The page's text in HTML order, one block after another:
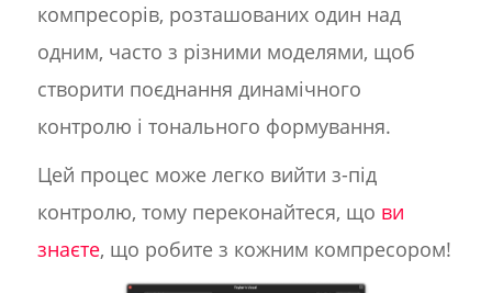
компресорів, розташованих один над
одним, часто з різними моделями, щоб
створити поєднання динамічного
контролю і тонального формування.
Цей процес може легко вийти з-під
контролю, тому переконайтеся, що ви
знаєте, що робите з кожним компресором!